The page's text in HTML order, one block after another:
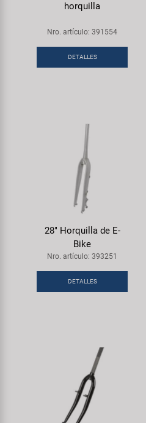
horquilla
Nro. artículo: 391554
DETALLES
28" Horquilla de E-
Bike
Nro. artículo: 393251
DETALLES